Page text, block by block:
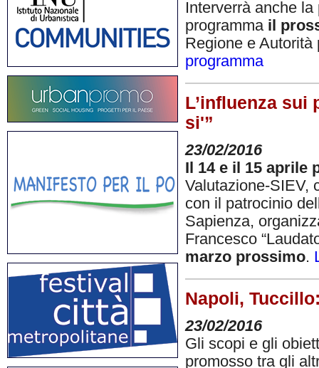
Interverrà anche
programma il
Regione e
programma
L’influenza sui
si'”
23/02/2016
Il 14 e il 15 aprile
Valutazione-SIEV,
con il patrocinio
Sapienza,
Francesco
marzo prossimo.
Napoli,
23/02/2016
Gli scopi e gli
promosso tra gli